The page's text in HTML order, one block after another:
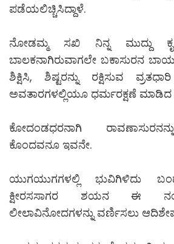
ಪಡೆಯಲಿಚ್ಚಿಸಿದ್ದಾಳೆ.
ನೋಡಮ್ಮ ಸಖಿ ನಿನ್ನ ಮುದ್ದು
ಬಾಲಕನಾಗಿರುವಾಗಲೇ ಬಕಾಸುರನ
ಶಿಕ್ಷಿಸಿ, ಶಿಷ್ಟರನ್ನು ರಕ್ಷಿಸುವ
ಅವತಾರಗಳಲ್ಲಿಯೂ ಧರ್ಮರಕ್ಷಣೆ ಮಾಡಿದ
ಕೋದಂಡಧರನಾಗಿ
ಕೊಂದವನೂ ಇವನೇ.
ಯುಗಯುಗಗಳಲ್ಲಿ ಭುವಿಗಿಳಿದು
ಕ್ಷೀರಸಸಾಗರ ಶಯನ ಈ
ಲೀಲಾವಿನೋದಗಳನ್ನು ವರ್ಣಿಸಲು